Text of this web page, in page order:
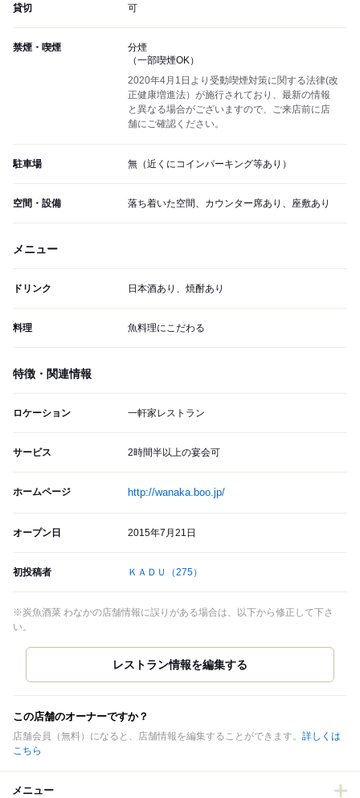
貸切 可
禁煙・喫煙
分煙
（一部喫煙OK）
2020年4月1日より受動喫煙対策に関する法律(改
正健康増進法）が施行されており、最新の情報
と異なる場合がございますので、ご来店前に店
舗にご確認ください。
駐車場 無（近くにコインパーキング等あり）
空間・設備 落ち着いた空間、カウンター席あり、座敷あり
メニュー
ドリンク 日本酒あり、焼酎あり
料理 魚料理にこだわる
特徴・関連情報
ロケーション 一軒家レストラン
サービス 2時間半以上の宴会可
ホームページ http://wanaka.boo.jp/
オープン日 2015年7月21日
初投稿者 ＫＡＤＵ （275）
※炭魚酒菜 わなかの店舗情報に誤りがある場合は、以下から修正して下さ
い。
この店舗のオーナーですか？
店舗会員（無料）になると、店舗情報を編集することができます。 詳しくは
こちら
メニュー